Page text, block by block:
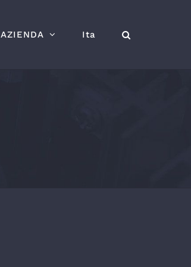
AZIENDA Ita